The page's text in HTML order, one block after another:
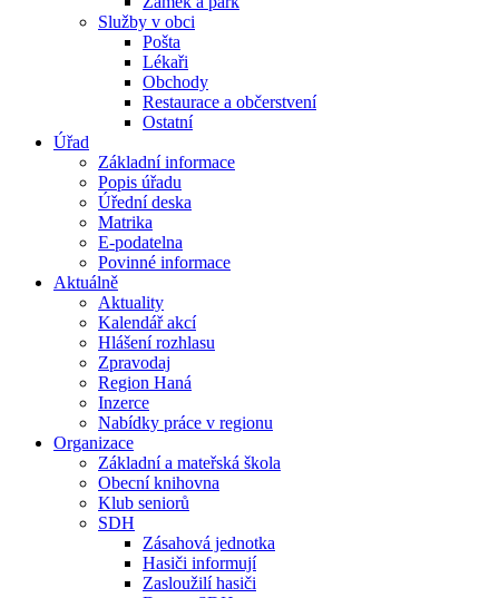
Služby v obci
Pošta
Lékaři
Obchody
Restaurace a občerstvení
Ostatní
Úřad
Základní informace
Popis úřadu
Úřední deska
Matrika
E-podatelna
Povinné informace
Aktuálně
Aktuality
Kalendář akcí
Hlášení rozhlasu
Zpravodaj
Region Haná
Inzerce
Nabídky práce v regionu
Organizace
Základní a mateřská škola
Obecní knihovna
Klub seniorů
SDH
Zásahová jednotka
Hasiči informují
Zasloužilí hasiči